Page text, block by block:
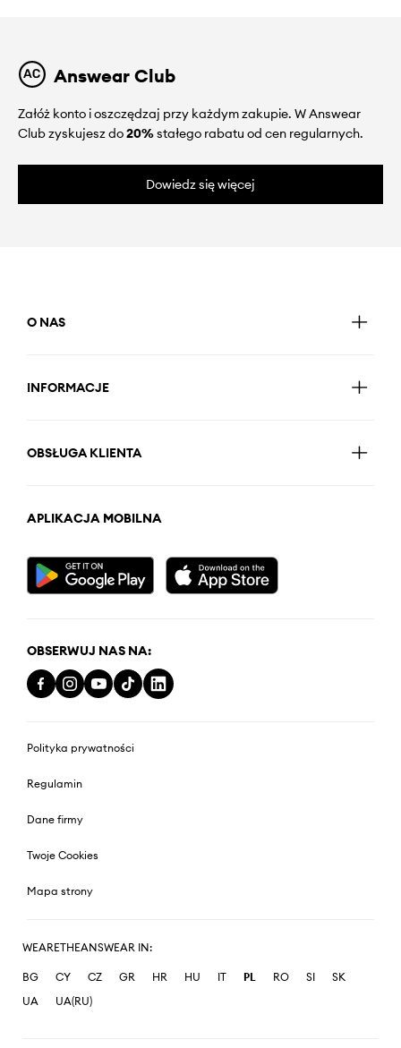
Answear Club
Załóż konto i oszczędzaj przy każdym zakupie. W Answear
Club zyskujesz do20%stałego rabatu od cen regularnych.
Dowiedz się więcej
O NAS
INFORMACJE
OBSŁUGA KLIENTA
APLIKACJA MOBILNA
OBSERWUJ NAS NA:
Polityka prywatności
Regulamin
Dane firmy
Twoje Cookies
Mapa strony
WEARETHEANSWEAR IN:
BG CY CZ GR HR HU IT PL RO SI
SK
UA
UA(RU)